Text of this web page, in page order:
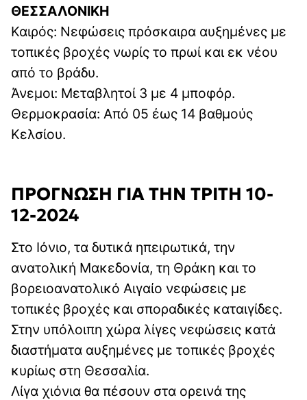
ΘΕΣΣΑΛΟΝΙΚΗ
Καιρός: Νεφώσεις πρόσκαιρα αυξημένες με
τοπικές βροχές νωρίς το πρωί και εκ νέου
από το βράδυ.
Άνεμοι: Μεταβλητοί 3 με 4 μποφόρ.
Θερμοκρασία: Από 05 έως 14 βαθμούς
Κελσίου.
ΠΡΟΓΝΩΣΗ ΓΙΑ ΤΗΝ ΤΡΙΤΗ 10-
12-2024
Στο Ιόνιο, τα δυτικά ηπειρωτικά, την
ανατολική Μακεδονία, τη Θράκη και το
βορειοανατολικό Αιγαίο νεφώσεις με
τοπικές βροχές και σποραδικές καταιγίδες.
Στην υπόλοιπη χώρα λίγες νεφώσεις κατά
διαστήματα αυξημένες με τοπικές βροχές
κυρίως στη Θεσσαλία.
Λίγα χιόνια θα πέσουν στα ορεινά της